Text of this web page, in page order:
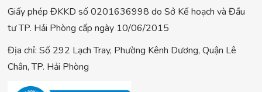
Giấy phép ĐKKD số 0201636998 do Sở Kế hoạch và Đầu
tư TP. Hải Phòng cấp ngày 10/06/2015
Địa chỉ: Số 292 Lạch Tray, Phường Kênh Dương, Quận Lê
Chân, TP. Hải Phòng